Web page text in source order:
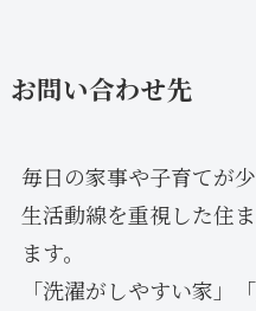
お問い合わせ先
毎日の家事や子育てが
生活動線を重視した住
ます。
「洗濯がしやすい家」